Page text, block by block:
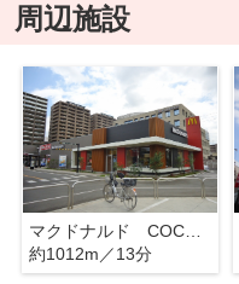
周辺施設
マクドナルド COCOROSE福山店
約1012m／13分